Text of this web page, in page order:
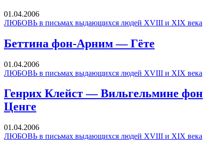
01.04.2006
ЛЮБОВЬ в письмах выдающихся людей XVIII и XIX века
Беттина фон-Арним — Гёте
01.04.2006
ЛЮБОВЬ в письмах выдающихся людей XVIII и XIX века
Генрих Клейст — Вильгельмине фон
Ценге
01.04.2006
ЛЮБОВЬ в письмах выдающихся людей XVIII и XIX века